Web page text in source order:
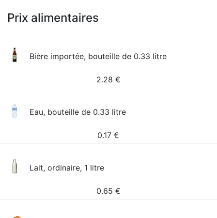
Prix alimentaires
Bière importée, bouteille de 0.33 litre
2.28 €
Eau, bouteille de 0.33 litre
0.17 €
Lait, ordinaire, 1 litre
0.65 €